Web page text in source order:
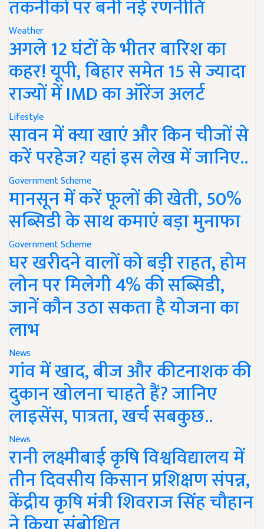
तकनीकों पर बनी नई रणनीति
Weather
अगले 12 घंटों के भीतर बारिश का
कहर! यूपी, बिहार समेत 15 से ज्यादा
राज्यों में IMD का ऑरेंज अलर्ट
Lifestyle
सावन में क्या खाएं और किन चीजों से
करें परहेज? यहां इस लेख में जानिए..
Government Scheme
मानसून में करें फूलों की खेती, 50%
सब्सिडी के साथ कमाएं बड़ा मुनाफा
Government Scheme
घर खरीदने वालों को बड़ी राहत, होम
लोन पर मिलेगी 4% की सब्सिडी,
जानें कौन उठा सकता है योजना का
लाभ
News
गांव में खाद, बीज और कीटनाशक की
दुकान खोलना चाहते हैं? जानिए
लाइसेंस, पात्रता, खर्च सबकुछ..
News
रानी लक्ष्मीबाई कृषि विश्वविद्यालय में
तीन दिवसीय किसान प्रशिक्षण संपन्न,
केंद्रीय कृषि मंत्री शिवराज सिंह चौहान